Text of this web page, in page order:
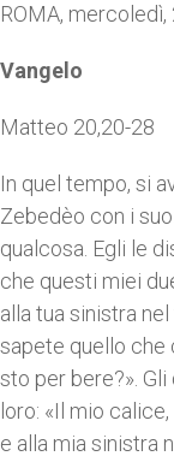
ROMA,
Vangelo
Matteo 20,20-28
In quel tempo, si
Zebedèo con i
qualcosa. Egli le
che questi miei
alla tua sinistra
sapete quello che
sto per bere?».
loro: «Il mio
e alla mia sinistra